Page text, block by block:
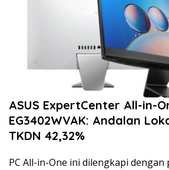
ASUS ExpertCenter All-in-
EG3402WVAK: Andalan
TKDN 42,32%
PC All-in-One ini dilengkapi